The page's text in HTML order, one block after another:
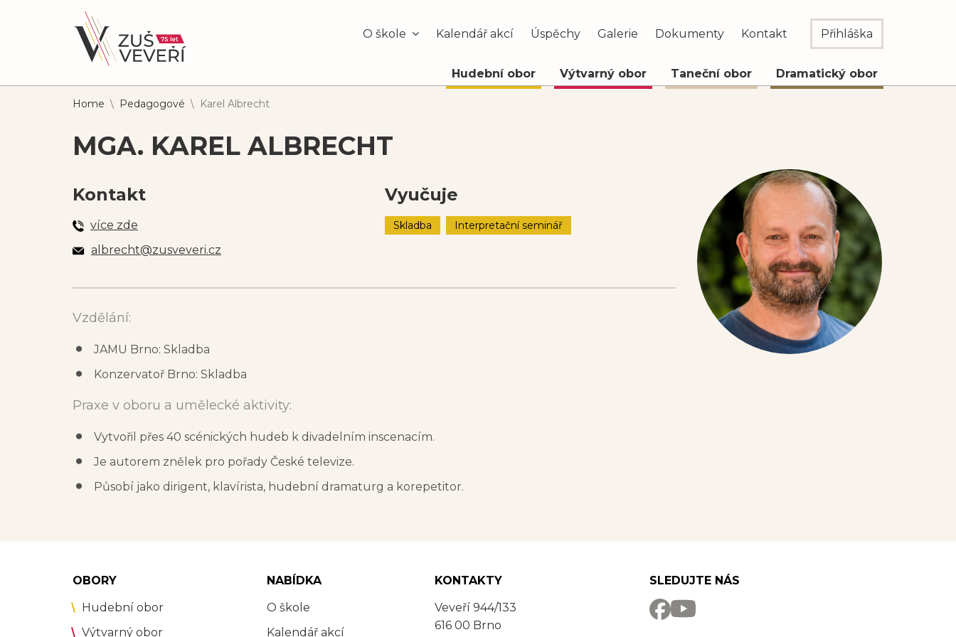
O škole Kalendář akcí Úspěchy Galerie Dokumenty Kontakt Přihláška
Hudební obor Výtvarný obor Taneční obor Dramatický obor
Home \ Pedagogové \ Karel Albrecht
MGA. KAREL ALBRECHT
Kontakt
více zde
albrecht@zusveveri.cz
Vyučuje
Skladba Interpretační seminář
Vzdělání:
JAMU Brno: Skladba
Konzervatoř Brno: Skladba
Praxe v oboru a umělecké aktivity:
Vytvořil přes 40 scénických hudeb k divadelním inscenacím.
Je autorem znělek pro pořady České televize.
Působí jako dirigent, klavírista, hudební dramaturg a korepetitor.
OBORY
Hudební obor
Výtvarný obor
NABÍDKA
O škole
Kalendář akcí
KONTAKTY
Veveří 944/133
616 00 Brno
SLEDUJTE NÁS